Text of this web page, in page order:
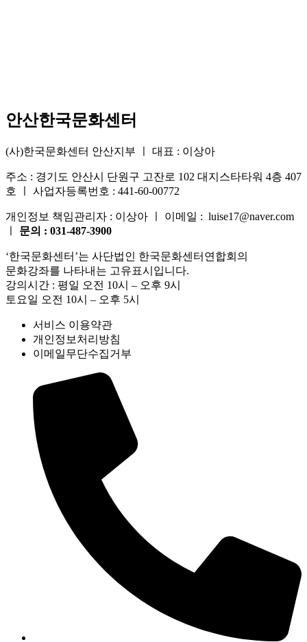
안산한국문화센터
(사)한국문화센터 안산지부 ㅣ 대표 : 이상아
주소 : 경기도 안산시 단원구 고잔로 102 대지스타타워 4층 407
호 ㅣ 사업자등록번호 : 441-60-00772
개인정보 책임관리자 : 이상아 ㅣ 이메일 : luise17@naver.com
문의 : 031-487-3900
‘한국문화센터’는 사단법인 한국문화센터연합회의
문화강좌를 나타내는 고유표시입니다.
강의시간 : 평일 오전 10시 – 오후 9시
토요일 오전 10시 – 오후 5시
서비스 이용약관
개인정보처리방침
이메일무단수집거부